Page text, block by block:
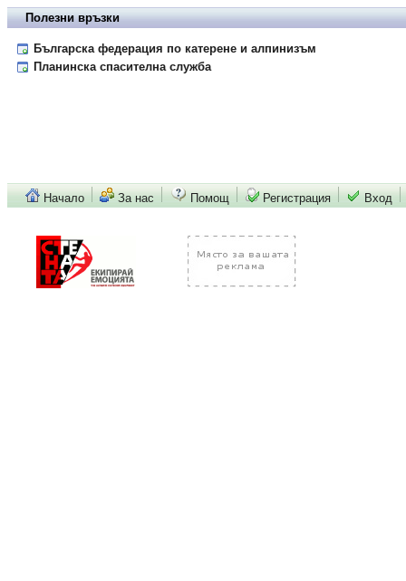
Полезни връзки
Българска федерация по катерене и алпинизъм
Планинска спасителна служба
Начало За нас Помощ Регистрация Вход